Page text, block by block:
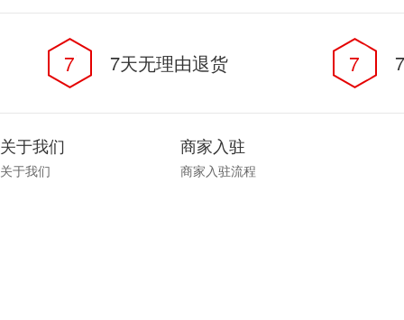
7 7天无理由退货 7
关于我们
关于我们
商家入驻
商家入驻流程